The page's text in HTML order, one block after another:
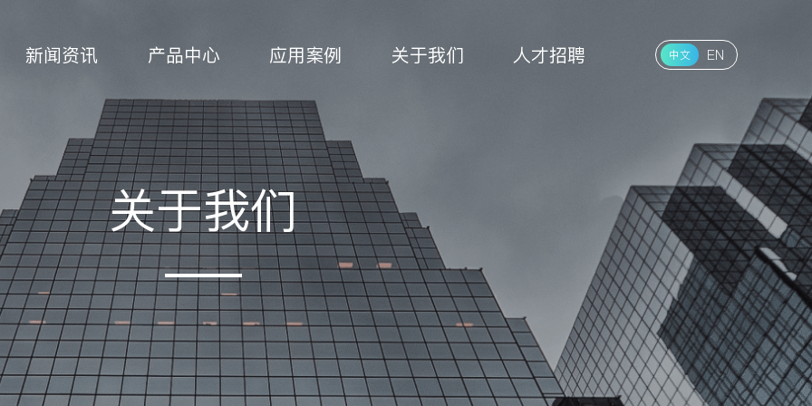
新闻资讯 产品中心 应用案例 关于我们 人才招聘 中文 EN
关于我们